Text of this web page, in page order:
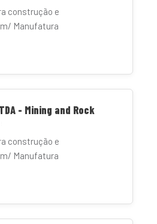
construção e
Manufatura
- Mining and Rock
construção e
Manufatura